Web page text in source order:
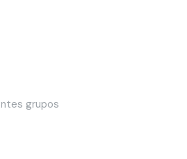
grupos